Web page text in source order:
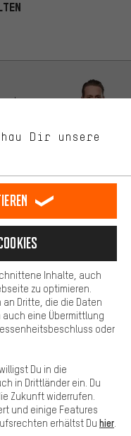
français
FR
Affiliateprogramm
Geschäftsbedingungen
ändern
exkl. MwSt zuzüglich
nachUSA.
Dir unsere
genauer passende
uns, Deine Interessen
Produkte und Tipps zu
Shop suchst und brauchst.
unserer Webseite und
Mit Komfort-Cookies
Plattformen her. So
und Informationen zur
Möglichkeit zusätzliche
die richtigen Produkte zu
Chat-Funktion an, damit
werden können.
unsere Webseite
Inhalte, auch
zu optimieren.
Dritte, die die Daten
eine Übermittlung
oder
Du in die
in Drittländer ein. Du
Zukunft widerrufen.
und einige Features
erhältst Du hier